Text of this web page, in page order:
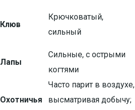
Клюв
Крючковатый,
сильный
Лапы
Сильные, с острыми
когтями
Охотничья
Часто парит в воздухе,
высматривая добычу;